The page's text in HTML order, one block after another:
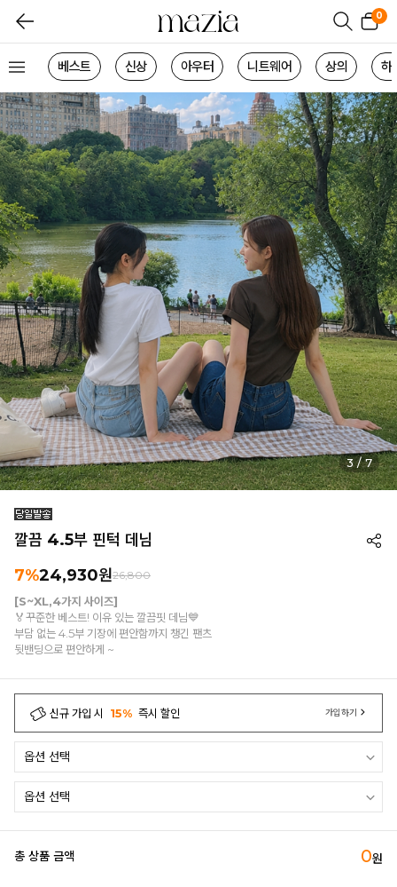
0
베스트 신상 아우터 니트웨어 상의 하
3 / 7
깔끔 4.5부 핀턱 데님
7%24,930원26,800
[S~XL,4가지 사이즈]
🏅꾸준한 베스트! 이유 있는 깔끔핏 데님💙
부담 없는 4.5부 기장에 편안함까지 챙긴 팬츠
뒷밴딩으로 편안하게 ~
신규 가입 시 15% 즉시 할인 가입하기
총 상품 금액 0원